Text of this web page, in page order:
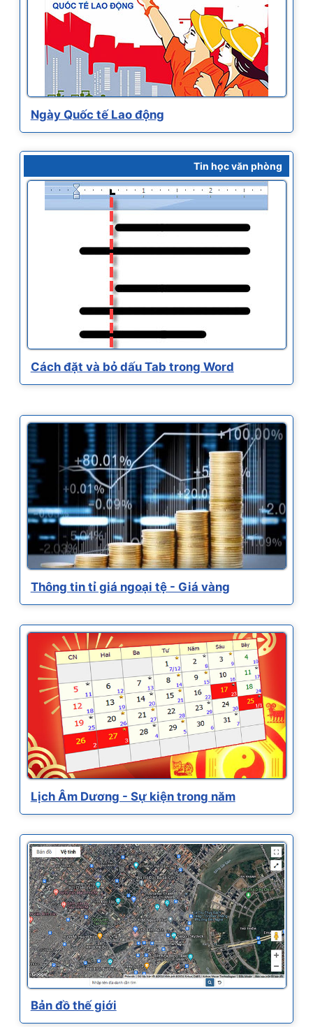
Ngày Quốc tế Lao động
Tin học văn phòng
Cách đặt và bỏ dấu Tab trong Word
Thông tin tỉ giá ngoại tệ - Giá vàng
Lịch Âm Dương - Sự kiện trong năm
Bản đồ thế giới